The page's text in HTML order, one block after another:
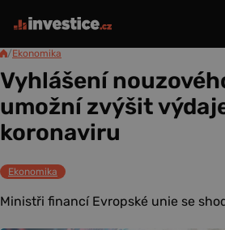
/Ekonomika
Vyhlášení
umožní zvýšit
koronaviru
Ekonomika
Ministři financí Evropské unie se